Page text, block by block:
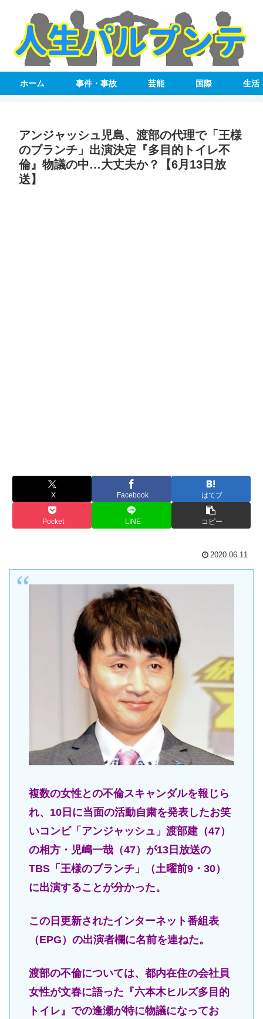
ホーム 事件・事故 芸能 国際 生活
アンジャッシュ児島、渡部の代理で「王様
のブランチ」出演決定『多目的トイレ不
倫』物議の中…大丈夫か？【6月13日放
送】
X Facebook はてブ
Pocket LINE コピー
2020.06.11
複数の女性との不倫スキャンダルを報じら
れ、10日に当面の活動自粛を発表したお笑
いコンビ「アンジャッシュ」渡部建（47）
の相方・児嶋一哉（47）が13日放送の
TBS「王様のブランチ」（土曜前9・30）
に出演することが分かった。
この日更新されたインターネット番組表
（EPG）の出演者欄に名前を連ねた。
渡部の不倫については、都内在住の会社員
女性が文春に語った『六本木ヒルズ多目的
トイレ』での逢瀬が特に物議になってお